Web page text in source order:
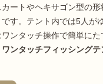
ートやヘキサゴン型の
す。テント内では5人が
ンタッチ操作で簡単に
ワンタッチフィッシング